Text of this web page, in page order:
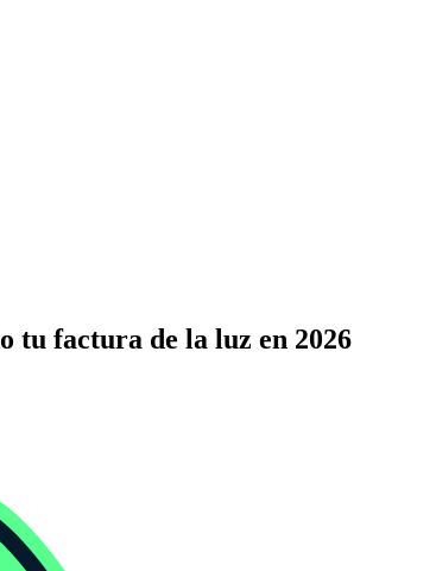
tu factura de la luz en 2026